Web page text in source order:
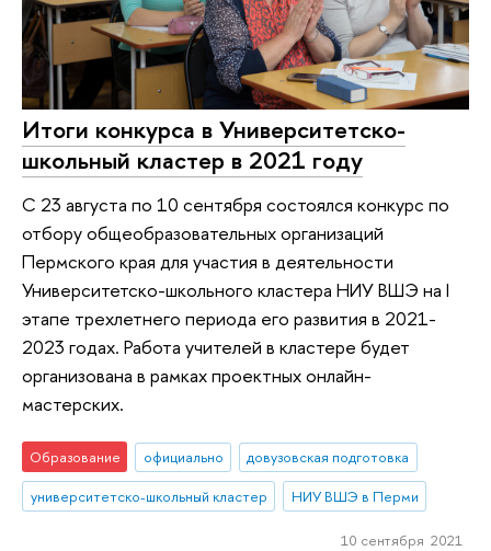
Итоги конкурса в Университетско-
школьный кластер в 2021 году
С 23 августа по 10 сентября состоялся конкурс по
отбору общеобразовательных организаций
Пермского края для участия в деятельности
Университетско-школьного кластера НИУ ВШЭ на I
этапе трехлетнего периода его развития в 2021-
2023 годах. Работа учителей в кластере будет
организована в рамках проектных онлайн-
мастерских.
Образование официально
довузовская подготовка
университетско-школьный кластер
НИУ ВШЭ в Перми
10 сентября 2021